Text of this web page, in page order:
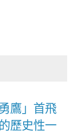
鷹」首飛
歷史性一